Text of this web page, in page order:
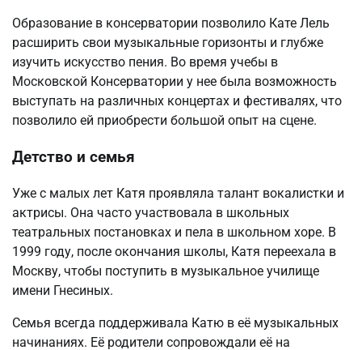
Образование в консерватории позволило Кате Лель
расширить свои музыкальные горизонты и глубже
изучить искусство пения. Во время учебы в
Московской Консерватории у нее была возможность
выступать на различных концертах и фестивалях, что
позволило ей приобрести большой опыт на сцене.
Детство и семья
Уже с малых лет Катя проявляла талант вокалистки и
актрисы. Она часто участвовала в школьных
театральных постановках и пела в школьном хоре. В
1999 году, после окончания школы, Катя переехала в
Москву, чтобы поступить в музыкальное училище
имени Гнесиных.
Семья всегда поддерживала Катю в её музыкальных
начинаниях. Её родители сопровождали её на